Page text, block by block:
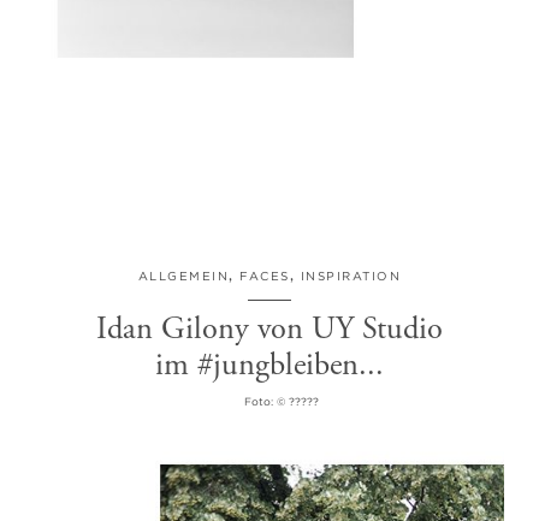
ALLGEMEIN, FACES, INSPIRATION
Idan Gilony von UY Studio
im #jungbleiben...
Foto: © ?????